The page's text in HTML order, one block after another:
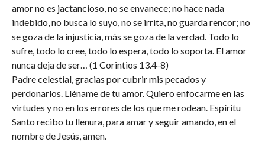
amor no es jactancioso, no se envanece; no hace nada
indebido, no busca lo suyo, no se irrita, no guarda rencor; no
se goza de la injusticia, más se goza de la verdad. Todo lo
sufre, todo lo cree, todo lo espera, todo lo soporta. El amor
nunca deja de ser… (1 Corintios 13.4-8)
Padre celestial, gracias por cubrir mis pecados y
perdonarlos. Lléname de tu amor. Quiero enfocarme en las
virtudes y no en los errores de los que me rodean. Espíritu
Santo recibo tu llenura, para amar y seguir amando, en el
nombre de Jesús, amen.